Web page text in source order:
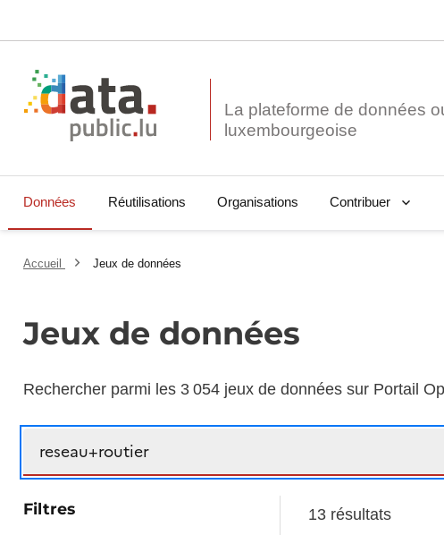
La plateforme de données
Données Réutilisations Organisations Contribuer
Accueil Jeux de données
Jeux de données
Rechercher parmi les 3 054 jeux de données sur Portail
Filtres 13 résultats